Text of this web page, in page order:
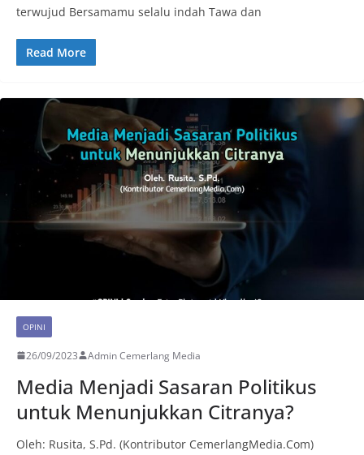
terwujud Bersamamu selalu indah Tawa dan
Read More
OPINI
26/09/2023 Admin Cemerlang Media
Media Menjadi Sasaran Politikus
untuk Menunjukkan Citranya?
Oleh: Rusita, S.Pd. (Kontributor CemerlangMedia.Com)